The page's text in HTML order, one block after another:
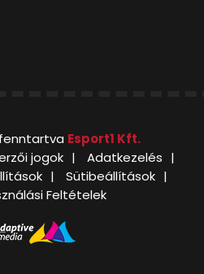
Esport1 Kft.
jogok
Adatkezelés
Sütibeállítások
Feltételek